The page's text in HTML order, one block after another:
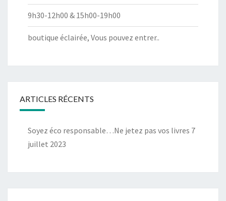
9h30-12h00 & 15h00-19h00
boutique éclairée, Vous pouvez entrer..
ARTICLES RÉCENTS
Soyez éco responsable…Ne jetez pas vos livres 7
juillet 2023